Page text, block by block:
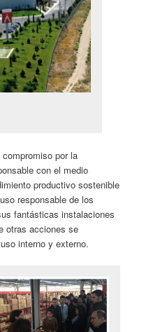
por la
con el medio
productivo sostenible
responsable de los
fantásticas instalaciones
otras acciones se
interno y externo.